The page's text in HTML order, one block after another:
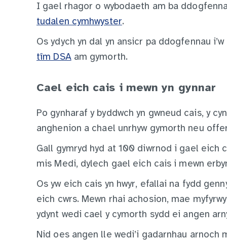
I gael rhagor o wybodaeth am ba
tudalen cymhwyster.
Os ydych yn dal yn ansicr pa ddogfennau
tîm DSAam gymorth.
Cael eich cais i mewn yn gynnar
Po gynharaf y byddwch yn gwneud cais, y
anghenion a chael unrhyw gymorth neu
Gall gymryd hyd at 100 diwrnod i gael eich
mis Medi, dylech gael eich cais i mewn
Os yw eich cais yn hwyr, efallai na fydd
eich cwrs. Mewn rhai achosion, mae
ydynt wedi cael y cymorth sydd ei angen
Nid oes angen lle wedi’i gadarnhau